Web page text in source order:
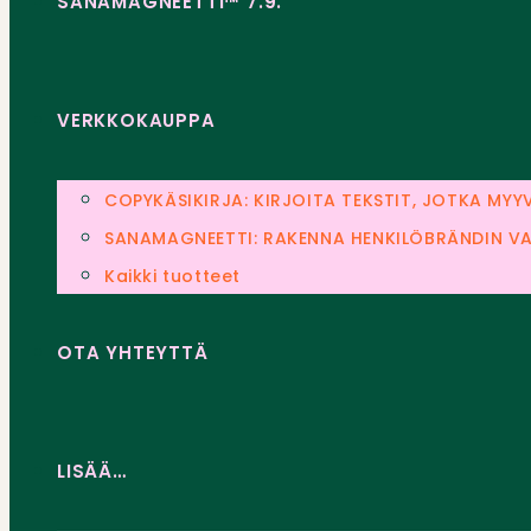
VERKKOKAUPPA
COPYKÄSIKIRJA: KIRJOITA TEKSTIT, JOTKA
SANAMAGNEETTI: RAKENNA HENKILÖBRÄNDIN
Kaikki tuotteet
OTA YHTEYTTÄ
LISÄÄ…